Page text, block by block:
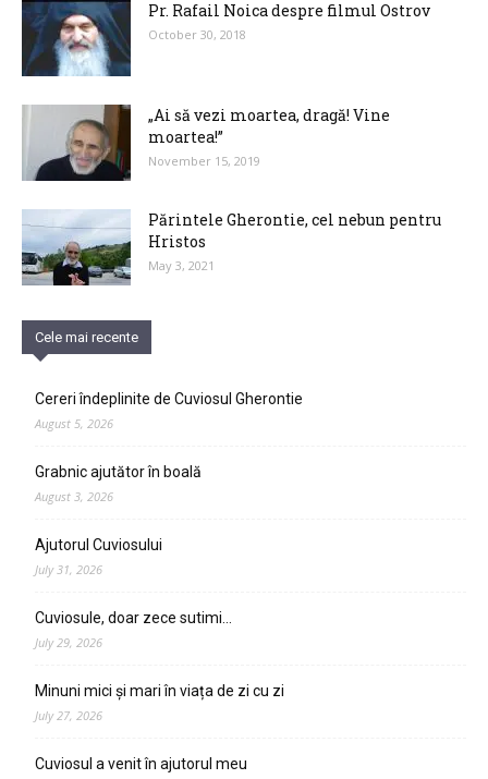
Pr. Rafail Noica despre filmul Ostrov
October 30, 2018
„Ai să vezi moartea, dragă! Vine
moartea!”
November 15, 2019
Părintele Gherontie, cel nebun pentru
Hristos
May 3, 2021
Cele mai recente
Cereri îndeplinite de Cuviosul Gherontie
August 5, 2026
Grabnic ajutător în boală
August 3, 2026
Ajutorul Cuviosului
July 31, 2026
Cuviosule, doar zece sutimi…
July 29, 2026
Minuni mici și mari în viața de zi cu zi
July 27, 2026
Cuviosul a venit în ajutorul meu